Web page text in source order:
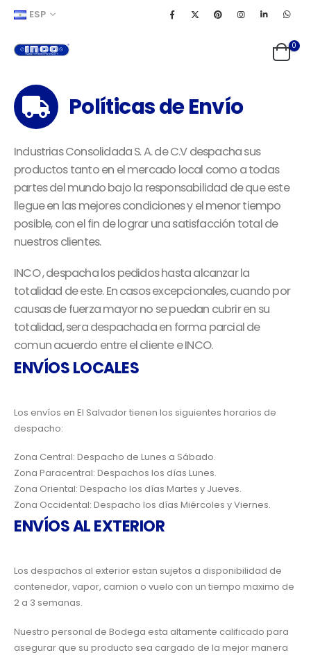
ESP
0
Políticas de Envío
Industrias Consolidada S. A. de C.V despacha sus
productos tanto en el mercado local como a todas
partes del mundo bajo la responsabilidad de que este
llegue en las mejores condiciones y el menor tiempo
posible, con el fin de lograr una satisfacción total de
nuestros clientes.
INCO , despacha los pedidos hasta alcanzar la
totalidad de este. En casos excepcionales, cuando por
causas de fuerza mayor no se puedan cubrir en su
totalidad, sera despachada en forma parcial de
comun acuerdo entre el cliente e INCO.
ENVÍOS LOCALES
Los envíos en El Salvador tienen los siguientes horarios de
despacho:
Zona Central: Despacho de Lunes a Sábado.
Zona Paracentral: Despachos los días Lunes.
Zona Oriental: Despacho los días Martes y Jueves.
Zona Occidental: Despacho los días Miércoles y Viernes.
ENVÍOS AL EXTERIOR
Los despachos al exterior estan sujetos a disponibilidad de
contenedor, vapor, camion o vuelo con un tiempo maximo de
2 a 3 semanas.
Nuestro personal de Bodega esta altamente calificado para
asegurar que su producto sea cargado de la mejor manera